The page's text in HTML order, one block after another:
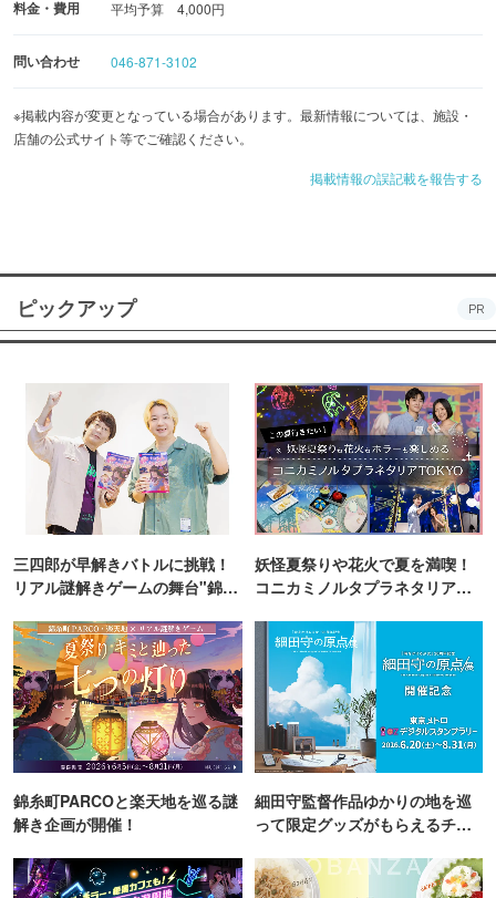
料金・費用 平均予算 4,000円
問い合わせ 046-871-3102
※掲載内容が変更となっている場合があります。最新情報については、施設・
店舗の公式サイト等でご確認ください。
掲載情報の誤記載を報告する
ピックアップ PR
三四郎が早解きバトルに挑戦！
リアル謎解きゲームの舞台"錦糸
妖怪夏祭りや花火で夏を満喫！
コニカミノルタプラネタリア
錦糸町PARCOと楽天地を巡る謎
解き企画が開催！
細田守監督作品ゆかりの地を巡
って限定グッズがもらえるチャ